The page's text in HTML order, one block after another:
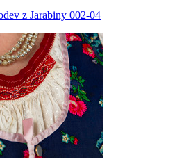
z Jarabiny 002-04